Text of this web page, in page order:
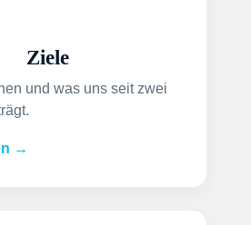
Ziele
und was uns seit zwei
→